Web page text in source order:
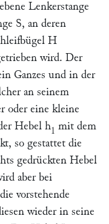
Lenkerstange
S, an deren
H
wird. Der
Ganzes und in der
an seinem
oder eine kleine
Hebel h1 mit dem
so gestattet die
gedrückten Hebel
aber bei
vorstehende
wieder in seine